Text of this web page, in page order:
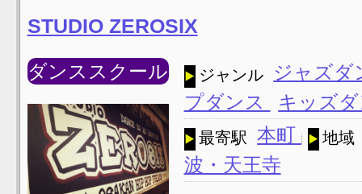
STUDIO ZEROSIX
ダンススクール ジャンル
ジャズ
プダンス
キッズ
最寄駅 本町 地域
波・天王寺